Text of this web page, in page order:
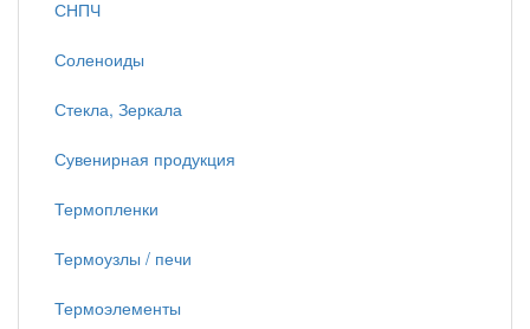
СНПЧ
Соленоиды
Стекла, Зеркала
Сувенирная продукция
Термопленки
Термоузлы / печи
Термоэлементы